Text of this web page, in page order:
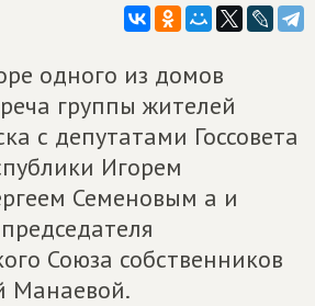
одного из домов
группы жителей
с депутатами Госсовета
Игорем
Семеновым а и
Союза собственников
Манаевой.